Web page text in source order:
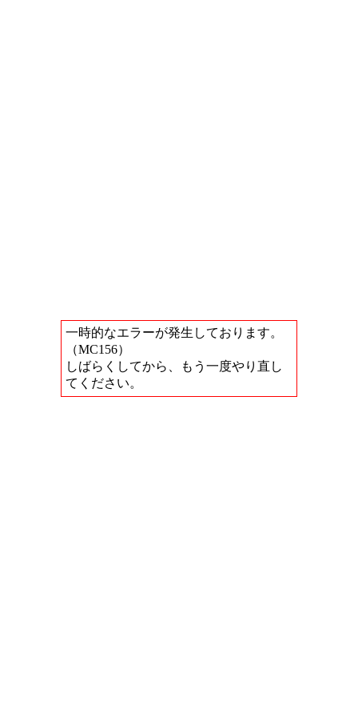
一時的なエラーが発生しております。
（MC156）
しばらくしてから、もう一度やり直し
てください。